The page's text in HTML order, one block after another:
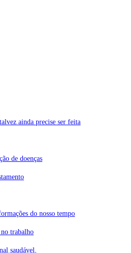
ainda precise ser feita
de doenças
do nosso tempo
trabalho
saudável.